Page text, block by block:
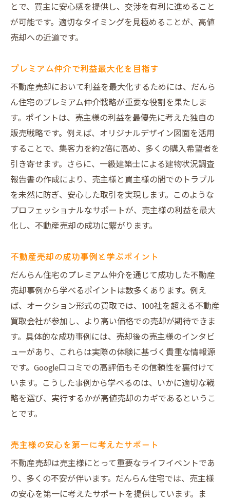
だんらん住宅のサポートで安心を得る
売却前の準備が成功の鍵を握る
顧客満足を最大化するための工夫
高値売却を実現するための戦略を解説
市場価値を最大化するための工夫
だんらん住宅のプレミアムサポート
買主様のニーズを捉えた提案方法
高評価を得るための効果的な戦略
オークション活用による高値売却の秘訣
安心売却を実現するためのステップ
大阪市の不動産売却で重要なステップとは
だんらん住宅のサポートを最大限に活用
市場動向に応じた売却タイミングの選択
売主様に安心を届ける売却サポート
高値売却を目指すための具体的ステップ
過去の成功事例から学ぶ成功法則
だんらん住宅のサポートで安心売却を実現
売却成功のためのパートナーシップの重要
性
プロによる市場分析とその活用方法
プレミアム仲介による利益最大化の方法
不動産売却のすべてをサポートする体制
とで、買主に安心感を提供し、交渉を有利に進めること
が可能です。適切なタイミングを見極めることが、高値
売却への近道です。
プレミアム仲介で利益最大化を目指す
不動産売却において利益を最大化するためには、だんら
ん住宅のプレミアム仲介戦略が重要な役割を果たしま
す。ポイントは、売主様の利益を最優先に考えた独自の
販売戦略です。例えば、オリジナルデザイン図面を活用
することで、集客力を約2倍に高め、多くの購入希望者を
引き寄せます。さらに、一級建築士による建物状況調査
報告書の作成により、売主様と買主様の間でのトラブル
を未然に防ぎ、安心した取引を実現します。このような
プロフェッショナルなサポートが、売主様の利益を最大
化し、不動産売却の成功に繋がります。
不動産売却の成功事例と学ぶポイント
だんらん住宅のプレミアム仲介を通じて成功した不動産
売却事例から学べるポイントは数多くあります。例え
ば、オークション形式の買取では、100社を超える不動産
買取会社が参加し、より高い価格での売却が期待できま
す。具体的な成功事例には、売却後の売主様のインタビ
ューがあり、これらは実際の体験に基づく貴重な情報源
です。Google口コミでの高評価もその信頼性を裏付けて
います。こうした事例から学べるのは、いかに適切な戦
略を選び、実行するかが高値売却のカギであるというこ
とです。
売主様の安心を第一に考えたサポート
不動産売却は売主様にとって重要なライフイベントであ
り、多くの不安が伴います。だんらん住宅では、売主様
の安心を第一に考えたサポートを提供しています。ま